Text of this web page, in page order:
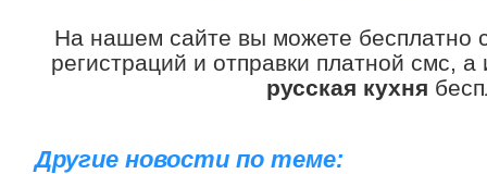
На нашем сайте вы можете бесплатно
регистраций и отправки платной смс,
русская кухня
Другие новости по теме: